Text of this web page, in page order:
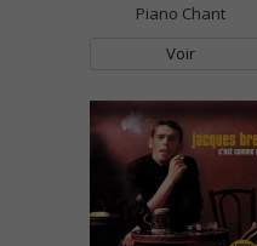
Piano Chant
Voir